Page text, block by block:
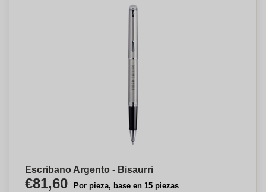
Escribano Argento - Bisaurri
€81,60 Por pieza, base en 15 piezas